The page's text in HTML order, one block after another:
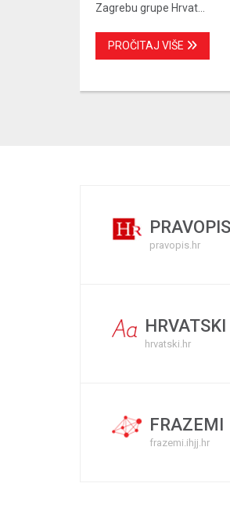
Zagrebu grupe Hrvat...
PROČITAJ VIŠE
PRAVOPIS
pravopis.hr
HRVATSKI
hrvatski.hr
FRAZEMI
frazemi.ihjj.hr